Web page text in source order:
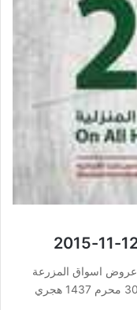
عروض اسواق المزرعة الغربية 12-11-2015 عروض اسواق المزرعة
الغربية 12-11-2015 اقوى العروض الخميس 30 محرم 1437 هجري